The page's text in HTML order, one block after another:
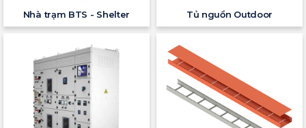
Nhà trạm BTS - Shelter Tủ nguồn Outdoor